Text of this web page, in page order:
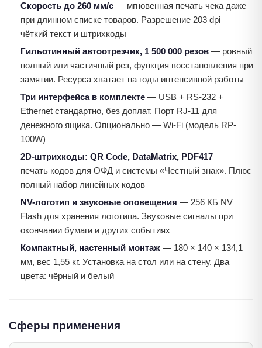
Скорость до 260 мм/с — мгновенная печать чека даже
при длинном списке товаров. Разрешение 203 dpi —
чёткий текст и штрихкоды
Гильотинный автоотрезчик, 1 500 000 резов — ровный
полный или частичный рез, функция восстановления при
замятии. Ресурса хватает на годы интенсивной работы
Три интерфейса в комплекте — USB + RS-232 +
Ethernet стандартно, без доплат. Порт RJ-11 для
денежного ящика. Опционально — Wi-Fi (модель RP-
100W)
2D-штрихкоды: QR Code, DataMatrix, PDF417 —
печать кодов для ОФД и системы «Честный знак». Плюс
полный набор линейных кодов
NV-логотип и звуковые оповещения — 256 КБ NV
Flash для хранения логотипа. Звуковые сигналы при
окончании бумаги и других событиях
Компактный, настенный монтаж — 180 × 140 × 134,1
мм, вес 1,55 кг. Установка на стол или на стену. Два
цвета: чёрный и белый
Сферы применения